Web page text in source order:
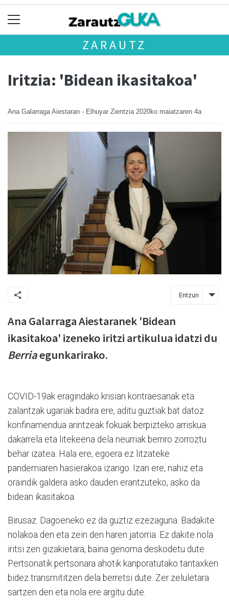
ZARAUTZ
Iritzia: 'Bidean ikasitakoa'
Ana Galarraga Aiestaran - Elhuyar Zientzia 2020ko maiatzaren 4a
Entzun
Ana Galarraga Aiestaranek 'Bidean
ikasitakoa' izeneko iritzi artikulua idatzi du
Berriaegunkarirako.
COVID-19ak eragindako krisian kontraesanak eta
zalantzak ugariak badira ere, aditu guztiak bat datoz
konfinamendua arintzeak fokuak berpizteko arriskua
dakarrela eta litekeena dela neurriak berriro zorroztu
behar izatea. Hala ere, egoera ez litzateke
pandemiaren hasierakoa izango. Izan ere, nahiz eta
oraindik galdera asko dauden erantzuteko, asko da
bidean ikasitakoa.
Birusaz. Dagoeneko ez da guztiz ezezaguna. Badakite
nolakoa den eta zein den haren jatorria. Ez dakite nola
iritsi zen gizakietara, baina genoma deskodetu dute.
Pertsonatik pertsonara ahotik kanporatutako tantaxken
bidez transmititzen dela berretsi dute. Zer zeluletara
sartzen den eta nola ere argitu dute.